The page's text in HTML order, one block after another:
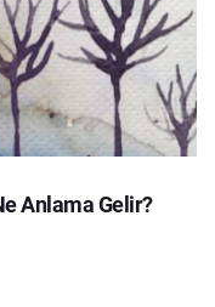
Anlama Gelir?